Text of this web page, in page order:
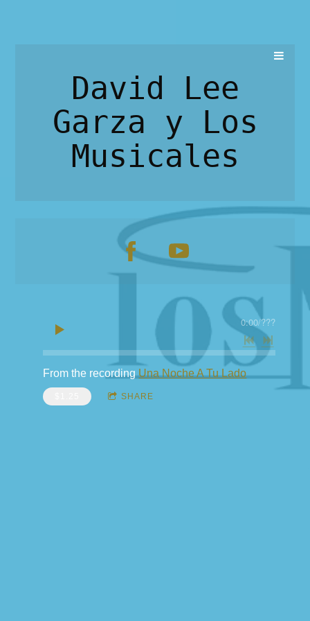
David Lee
Garza y Los
Musicales
0:00/???
From the recording Una Noche A Tu Lado
SHARE